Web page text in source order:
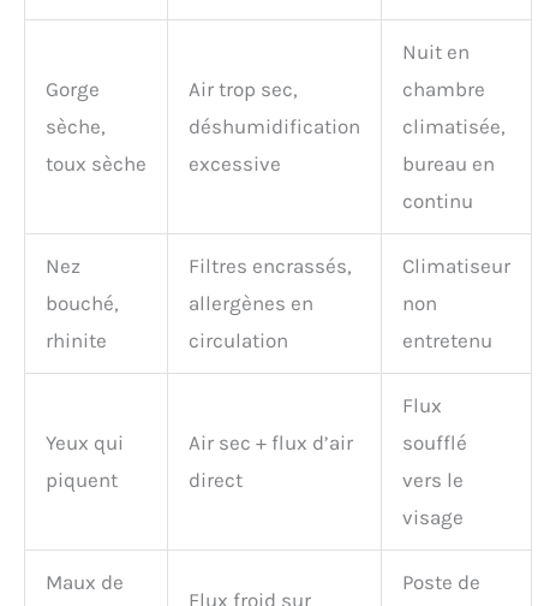
Gorge
sèche,
toux sèche
Air trop sec,
déshumidification
excessive
Nuit en
chambre
climatisée,
bureau en
continu
Nez
bouché,
rhinite
Filtres encrassés,
allergènes en
circulation
Climatiseur
non
entretenu
Yeux qui
piquent
Air sec + flux d’air
direct
Flux
soufflé
vers le
visage
Maux de
Flux froid sur
Poste de